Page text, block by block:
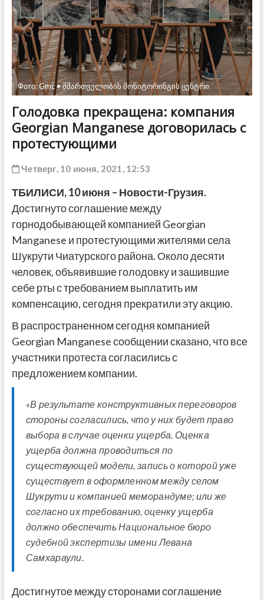
Фото: Gmc • მმართველობის მონიტორინგის ცენტრი
Голодовка прекращена: компания
Georgian Manganese договорилась с
протестующими
Четверг, 10 июня, 2021, 12:53
ТБИЛИСИ,10 июня – Новости-Грузия.
Достигнуто соглашение между
горнодобывающей компанией Georgian
Manganese и протестующими жителями села
Шукрути Чиатурского района. Около десяти
человек, объявившие голодовку и зашившие
себе рты с требованием выплатить им
компенсацию, сегодня прекратили эту акцию.
В распространенном сегодня компанией
Georgian Manganese сообщении сказано, что все
участники протеста согласились с
предложением компании.
«В результате конструктивных переговоров
стороны согласились, что у них будет право
выбора в случае оценки ущерба. Оценка
ущерба должна проводиться по
существующей модели, запись о которой уже
существует в оформленном между селом
Шукрути и компанией меморандуме; или же
согласно их требованию, оценку ущерба
должно обеспечить Национальное бюро
судебной экспертизы имени Левана
Самхараули.
Достигнутое между сторонами соглашение